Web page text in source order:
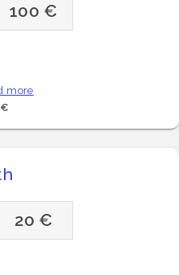
100 €
more
20 €